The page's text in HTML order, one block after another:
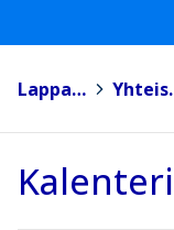
Lappajärvi >
Kalenteri